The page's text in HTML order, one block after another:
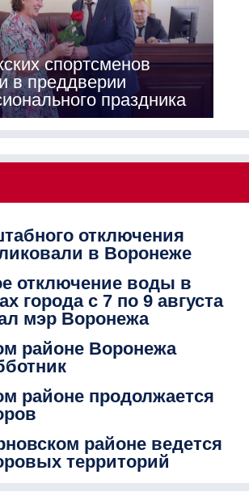
спортсменов
в преддверии
праздника
отключения
в Воронеже
отключение воды в
города с 7 по 9 августа
мэр Воронежа
районе Воронежа
районе продолжается
районе ведется
территорий